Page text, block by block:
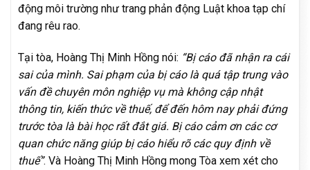
động môi trường như trang phản động Luật khoa tạp chí
đang rêu rao.
Tại tòa, Hoàng Thị Minh Hồng nói: “Bị cáo đã nhận ra cái
sai của mình. Sai phạm của bị cáo là quá tập trung vào
vấn đề chuyên môn nghiệp vụ mà không cập nhật
thông tin, kiến thức về thuế, để đến hôm nay phải đứng
trước tòa là bài học rất đắt giá. Bị cáo cảm ơn các cơ
quan chức năng giúp bị cáo hiểu rõ các quy định về
thuế”. Và Hoàng Thị Minh Hồng mong Tòa xem xét cho